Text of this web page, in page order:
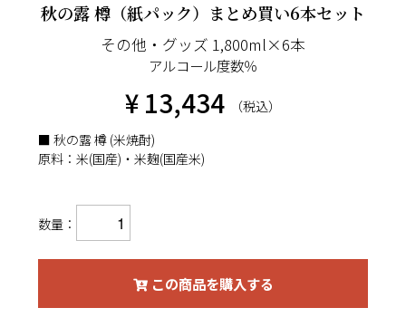
秋の露 樽（紙パック）まとめ買い6本セット
その他・グッズ 1,800ml×6本
アルコール度数％
¥ 13,434
（税込）
■ 秋の露 樽 (米焼酎)
原料：米(国産)・米麹(国産米)
数量：
この商品を購入する